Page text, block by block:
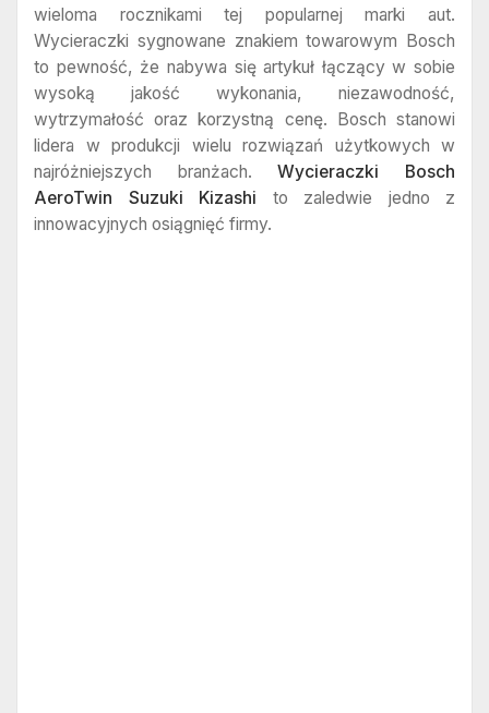
wieloma rocznikami tej popularnej marki aut.
Wycieraczki sygnowane znakiem towarowym Bosch
to pewność, że nabywa się artykuł łączący w sobie
wysoką jakość wykonania, niezawodność,
wytrzymałość oraz korzystną cenę. Bosch stanowi
lidera w produkcji wielu rozwiązań użytkowych w
najróżniejszych branżach.Wycieraczki Bosch
AeroTwin Suzuki Kizashi to zaledwie jedno z
innowacyjnych osiągnięć firmy.